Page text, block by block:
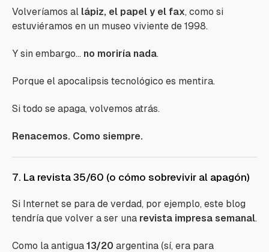
Volveríamos al lápiz, el papel y el fax, como si
estuviéramos en un museo viviente de 1998.
Y sin embargo... no moriría nada.
Porque el apocalipsis tecnológico es mentira.
Si todo se apaga, volvemos atrás.
Renacemos. Como siempre.
7. La revista 35/60 (o cómo sobrevivir al apagón)
Si Internet se para de verdad, por ejemplo, este blog
tendría que volver a ser una revista impresa semanal.
Como la antigua 13/20 argentina (sí, era para